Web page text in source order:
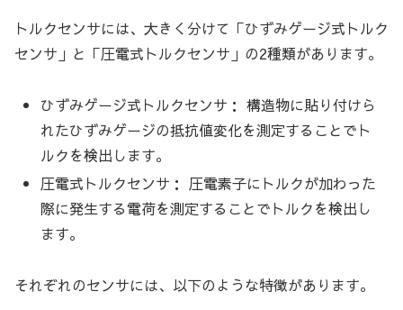
トルクセンサには、大きく分けて「ひずみゲージ式トルク
センサ」と「圧電式トルクセンサ」の2種類があります。
ひずみゲージ式トルクセンサ： 構造物に貼り付けら
れたひずみゲージの抵抗値変化を測定することでト
ルクを検出します。
圧電式トルクセンサ： 圧電素子にトルクが加わった
際に発生する電荷を測定することでトルクを検出し
ます。
それぞれのセンサには、以下のような特徴があります。